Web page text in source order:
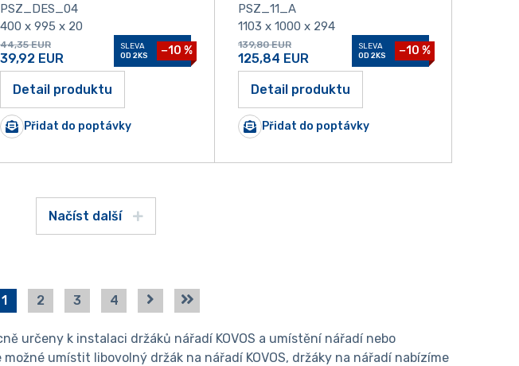
PSZ_DES_04
400 x 995 x 20
44,35 EUR
39,92 EUR
SLEVA
OD 2KS
−10 %
Detail produktu
Přidat do poptávky
PSZ_11_A
1103 x 1000 x 294
139,80 EUR
125,84 EUR
SLEVA
OD 2KS
−10 %
Detail produktu
Přidat do poptávky
Načíst další
1 2 3 4
určeny k instalaci držáků nářadí KOVOS a umístění nářadí nebo
umístit libovolný držák na nářadí KOVOS, držáky na nářadí nabízíme